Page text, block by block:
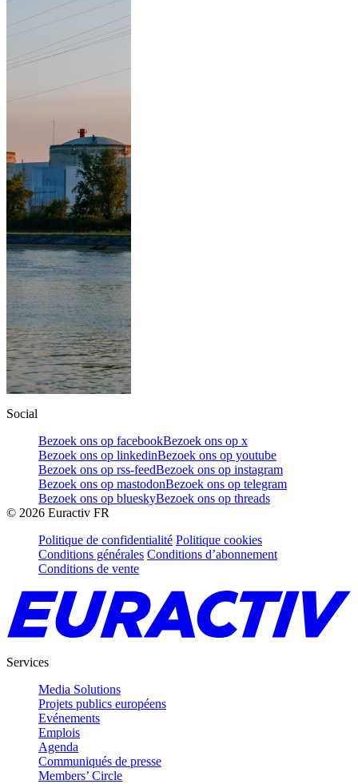
Social
Bezoek ons op facebookBezoek ons op x
Bezoek ons op linkedinBezoek ons op youtube
Bezoek ons op rss-feedBezoek ons op instagram
Bezoek ons op mastodonBezoek ons op telegram
Bezoek ons op blueskyBezoek ons op threads
© 2026 Euractiv FR
Politique de confidentialité Politique cookies
Conditions générales Conditions d’abonnement
Conditions de vente
Services
Media Solutions
Projets publics européens
Evénements
Emplois
Agenda
Communiqués de presse
Members’ Circle